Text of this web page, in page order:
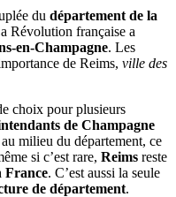
du département de la
Révolution française a
en-Champagne. Les
de Reims, ville des
choix pour plusieurs
de Champagne
milieu du département, ce
si c’est rare, Reims reste
France. C’est aussi la seule
de département.